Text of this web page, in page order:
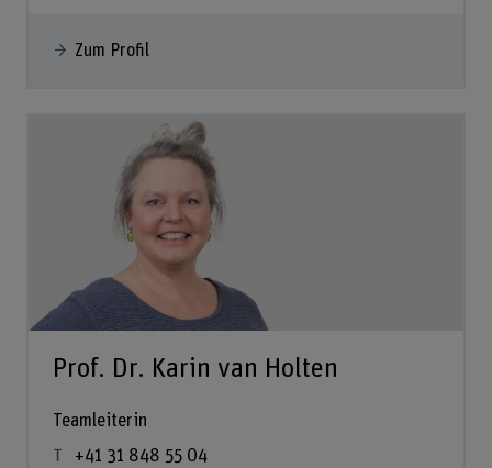
Zum Profil
Prof. Dr. Karin van Holten
Teamleiterin
+41 31 848 55 04